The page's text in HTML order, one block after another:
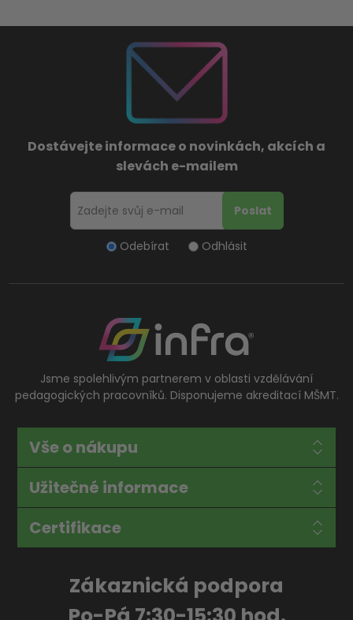
Dostávejte informace o novinkách, akcích a
slevách e-mailem
Odebírat Odhlásit
Jsme spolehlivým partnerem v oblasti vzdělávání
pedagogických pracovníků. Disponujeme akreditací MŠMT.
Vše o nákupu
Užitečné informace
Certifikace
Zákaznická podpora